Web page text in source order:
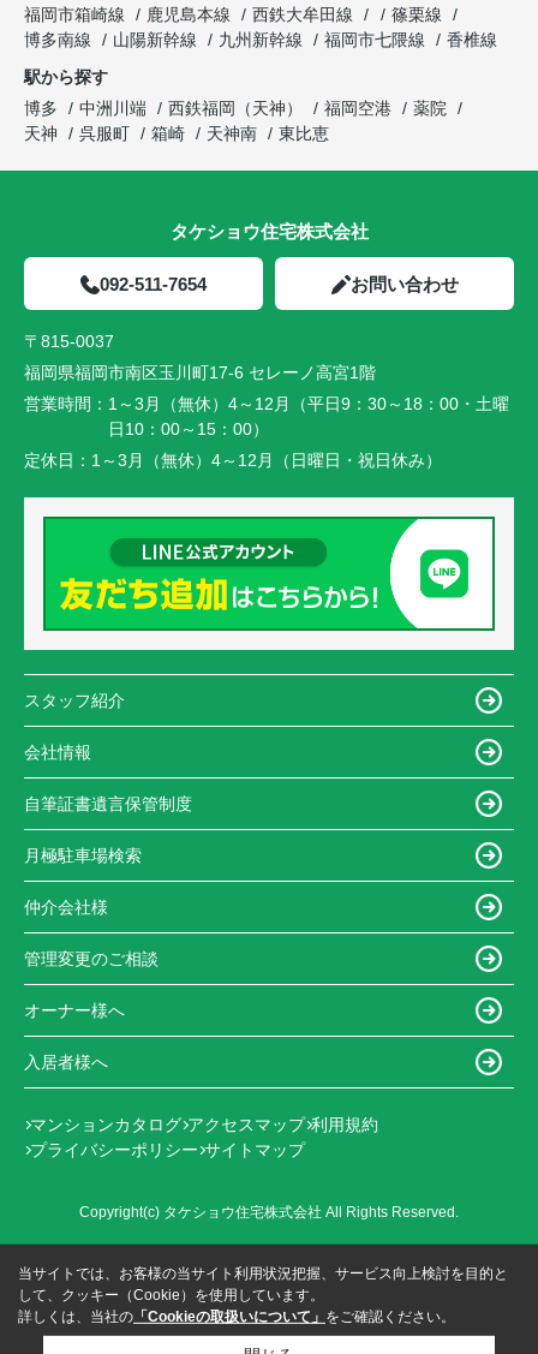
福岡市箱崎線
鹿児島本線 西鉄大牟田線
篠栗線
博多南線
山陽新幹線 九州新幹線 福岡市七隈線
香椎線
駅から探す
博多
中洲川端 西鉄福岡（天神） 福岡空港
薬院
天神
呉服町 箱崎 天神南 東比恵
タケショウ住宅株式会社
092-511-7654 お問い合わせ
〒815-0037
福岡県福岡市南区玉川町17-6 セレーノ高宮1階
営業時間： 1～3月（無休）4～12月（平日9：30～18：00・土曜
日10：00～15：00）
定休日： 1～3月（無休）4～12月（日曜日・祝日休み）
スタッフ紹介
会社情報
自筆証書遺言保管制度
月極駐車場検索
仲介会社様
管理変更のご相談
オーナー様へ
入居者様へ
マンションカタログ アクセスマップ 利用規約
プライバシーポリシー サイトマップ
Copyright(c) タケショウ住宅株式会社 All Rights Reserved.
当サイトでは、お客様の当サイト利用状況把握、サービス向上検討を目的と
して、クッキー（Cookie）を使用しています。
詳しくは、当社の 「Cookieの取扱いについて」 をご確認ください。